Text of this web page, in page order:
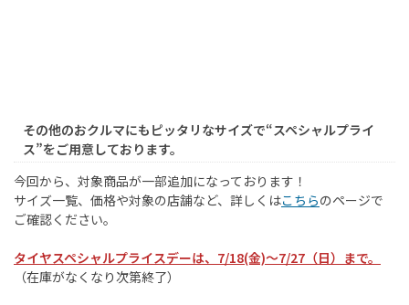
その他のおクルマにもピッタリなサイズで“スペシャルプライ
ス”をご用意しております。
今回から、対象商品が一部追加になっております！
サイズ一覧、価格や対象の店舗など、詳しくはこちらのページで
ご確認ください。
タイヤスペシャルプライスデーは、7/18(金)～7/27（日）まで。
（在庫がなくなり次第終了）